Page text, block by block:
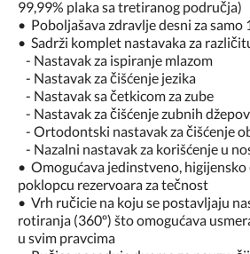
99,99% plaka sa tretiranog područja)
• Poboljašava zdravlje desni za samo
• Sadrži komplet nastavaka za
- Nastavak za ispiranje mlazom
- Nastavak za čišćenje jezika
- Nastavak sa četkicom za zube
- Nastavak za čišćenje zubnih
- Ortodontski nastavak za čišćenje
- Nazalni nastavak za korišćenje u
• Omogućava jedinstveno, higijensko
poklopcu rezervoara za tečnost
• Vrh ručicie na koju se postavljaju
rotiranja (360º) što omogućava
u svim pravcima